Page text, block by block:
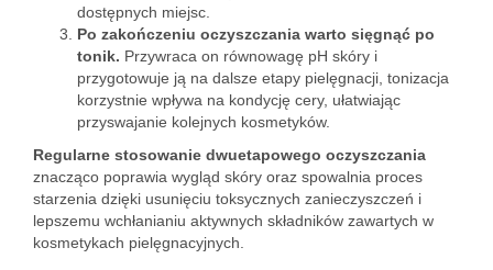
dostępnych miejsc.
Po zakończeniu oczyszczania warto sięgnąć po
tonik. Przywraca on równowagę pH skóry i
przygotowuje ją na dalsze etapy pielęgnacji, tonizacja
korzystnie wpływa na kondycję cery, ułatwiając
przyswajanie kolejnych kosmetyków.
Regularne stosowanie dwuetapowego oczyszczania
znacząco poprawia wygląd skóry oraz spowalnia proces
starzenia dzięki usunięciu toksycznych zanieczyszczeń i
lepszemu wchłanianiu aktywnych składników zawartych w
kosmetykach pielęgnacyjnych.